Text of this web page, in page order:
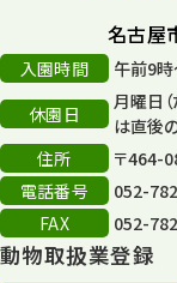
再生フォーラム
80周年
その他
その他イベント
スカイタワー
名古屋
入園時間
午前9時
休園日
月曜日
は直後
住所
〒464-
電話番号
052-
FAX
052-
動物取扱業登録